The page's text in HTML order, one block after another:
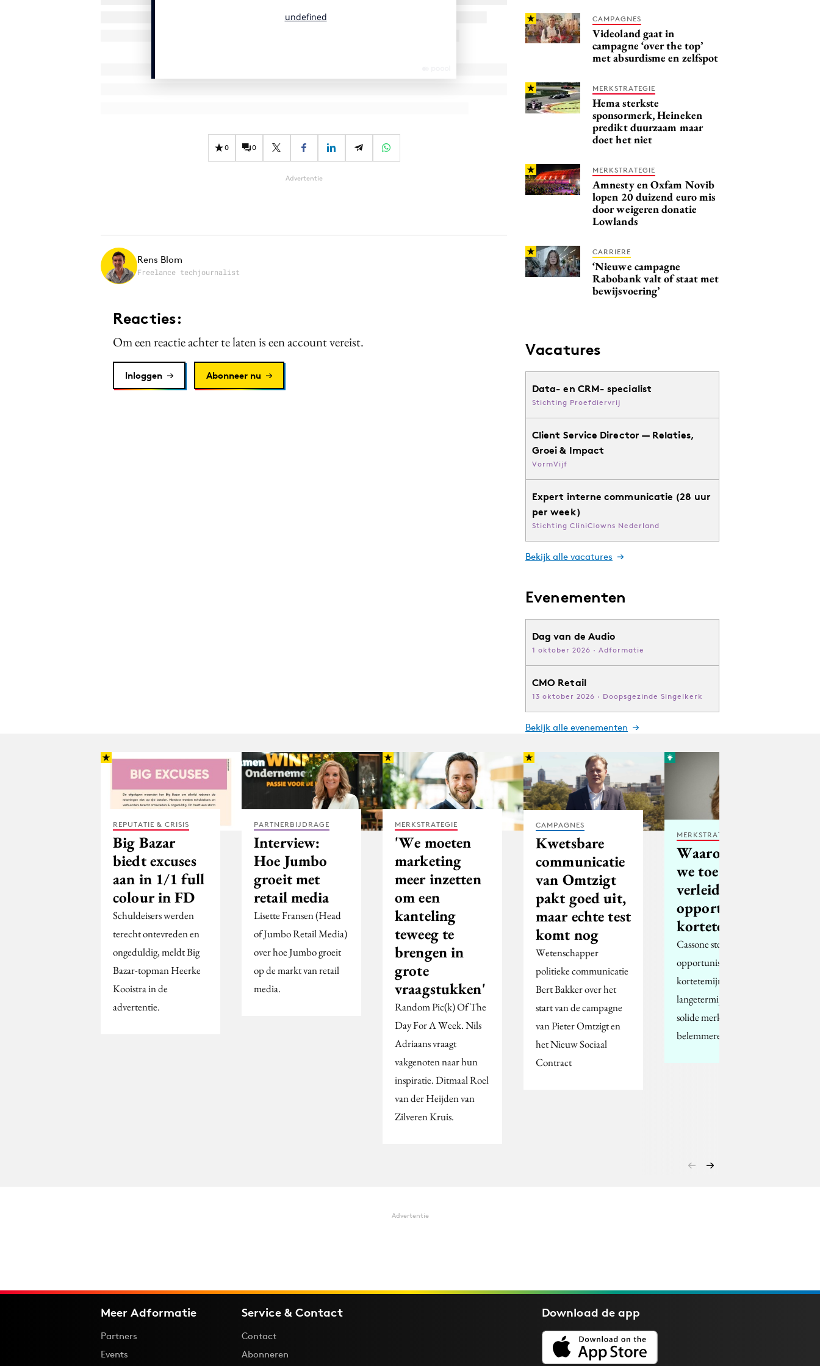
0 0
Advertentie
Rens Blom
Freelance techjournalist
Reacties:
Om een reactie achter te laten is een account vereist.
Inloggen Abonneer nu
CAMPAGNES
Videoland gaat in
campagne ‘over the top’
met absurdisme en zelfspot
MERKSTRATEGIE
Hema sterkste
sponsormerk, Heineken
predikt duurzaam maar
doet het niet
MERKSTRATEGIE
Amnesty en Oxfam Novib
lopen 20 duizend euro mis
door weigeren donatie
Lowlands
CARRIERE
‘Nieuwe campagne
Rabobank valt of staat met
bewijsvoering’
Vacatures
Data- en CRM- specialist
Stichting Proefdiervrij
Client Service Director — Relaties,
Groei & Impact
VormVijf
Expert interne communicatie (28 uur
per week)
Stichting CliniClowns Nederland
Bekijk alle vacatures
Evenementen
Dag van de Audio
1 oktober 2026 · Adformatie
CMO Retail
13 oktober 2026 · Doopsgezinde Singelkerk
Bekijk alle evenementen
REPUTATIE & CRISIS
Big Bazar
biedt excuses
aan in 1/1 full
colour in FD
Schuldeisers werden
terecht ontevreden en
ongeduldig, meldt Big
Bazar-topman Heerke
Kooistra in de
advertentie.
PARTNERBIJDRAGE
Interview:
Hoe Jumbo
groeit met
retail media
Lisette Fransen (Head
of Jumbo Retail Media)
over hoe Jumbo groeit
op de markt van retail
media.
MERKSTRATEGIE
'We moeten
marketing
meer inzetten
om een
kanteling
teweeg te
brengen in
grote
vraagstukken'
Random Pic(k) Of The
Day For A Week. Nils
Adriaans vraagt
vakgenoten naar hun
inspiratie. Ditmaal Roel
van der Heijden van
Zilveren Kruis.
CAMPAGNES
Kwetsbare
communicatie
van Omtzigt
pakt goed uit,
maar echte test
komt nog
Wetenschapper
politieke communicatie
Bert Bakker over het
start van de campagne
van Pieter Omtzigt en
het Nieuw Sociaal
Contract
MERKSTRATEGIE
Waarom geven
we toe aan de
verleiding van
opportunistisch
kortetermijndenken?
Cassone stelt dat
opportunistische
kortetemijndoelstellingen de
langetermijnstrategie die een
solide merkbelofte nastreeft,
belemmeren.
Advertentie
Meer Adformatie
Partners
Events
Service & Contact
Contact
Abonneren
Download deapp